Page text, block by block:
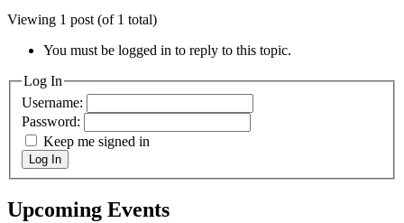
Viewing 1 post (of 1 total)
You must be logged in to reply to this topic.
Log In
Username:
Password:
Keep me signed in
Log In
Upcoming Events